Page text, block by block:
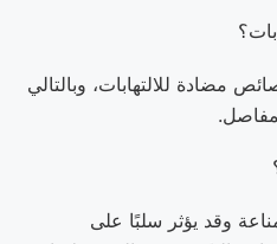
مضادة للالتهابات، وبالتالي
وقد يؤثر سلبًا على